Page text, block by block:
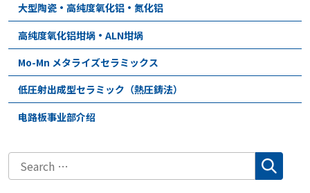
大型陶瓷・高纯度氧化铝・氮化铝
高纯度氧化铝坩埚・ALN坩埚
Mo-Mn メタライズセラミックス
低圧射出成型セラミック（熱圧鋳法）
电路板事业部介绍